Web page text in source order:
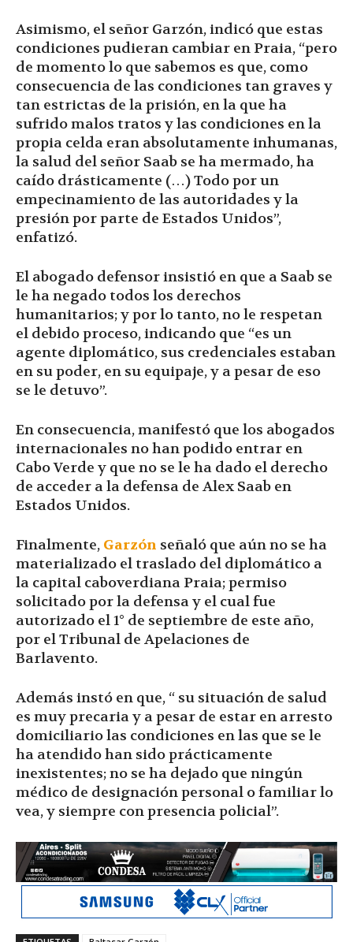
Asimismo, el señor Garzón, indicó que estas
condiciones pudieran cambiar en Praia, “pero
de momento lo que sabemos es que, como
consecuencia de las condiciones tan graves y
tan estrictas de la prisión, en la que ha
sufrido malos tratos y las condiciones en la
propia celda eran absolutamente inhumanas,
la salud del señor Saab se ha mermado, ha
caído drásticamente (…) Todo por un
empecinamiento de las autoridades y la
presión por parte de Estados Unidos”,
enfatizó.
El abogado defensor insistió en que a Saab se
le ha negado todos los derechos
humanitarios; y por lo tanto, no le respetan
el debido proceso, indicando que “es un
agente diplomático, sus credenciales estaban
en su poder, en su equipaje, y a pesar de eso
se le detuvo”.
En consecuencia, manifestó que los abogados
internacionales no han podido entrar en
Cabo Verde y que no se le ha dado el derecho
de acceder a la defensa de Alex Saab en
Estados Unidos.
Finalmente, Garzón señaló que aún no se ha
materializado el traslado del diplomático a
la capital caboverdiana Praia; permiso
solicitado por la defensa y el cual fue
autorizado el 1° de septiembre de este año,
por el Tribunal de Apelaciones de
Barlavento.
Además instó en que, “ su situación de salud
es muy precaria y a pesar de estar en arresto
domiciliario las condiciones en las que se le
ha atendido han sido prácticamente
inexistentes; no se ha dejado que ningún
médico de designación personal o familiar lo
vea, y siempre con presencia policial”.